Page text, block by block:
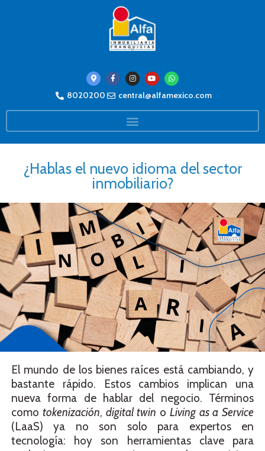
8020200 central@alfamexico.com
¿Hablas el nuevo idioma del sector
inmobiliario?
El mundo de los bienes raíces está cambiando, y
bastante rápido. Estos cambios implican una
nueva forma de hablar del negocio. Términos
como tokenización, digital twin o Living as a Service
(LaaS) ya no son solo para expertos en
tecnología: hoy son herramientas clave para